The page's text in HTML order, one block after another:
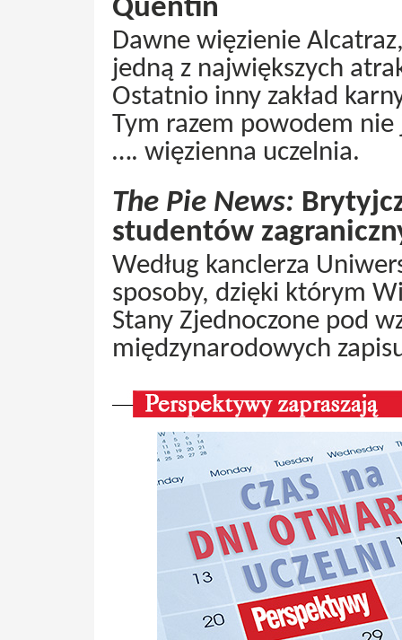
Quentin
Dawne więzienie
jedną z największych
Ostatnio inny zakład
Tym razem powodem
…. więzienna uczelnia.
The Pie News:
studentów
Według kanclerza
sposoby, dzięki którym
Stany Zjednoczone pod
międzynarodowych